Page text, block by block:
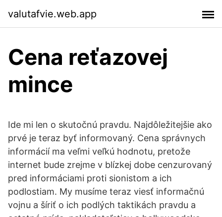
valutafvie.web.app
Cena reťazovej
mince
Ide mi len o skutočnú pravdu. Najdôležitejšie ako
prvé je teraz byť informovaný. Cena správnych
informácií ma veľmi veľkú hodnotu, pretože
internet bude zrejme v blízkej dobe cenzurovaný
pred informáciami proti sionistom a ich
podlostiam. My musíme teraz viesť informačnú
vojnu a šíriť o ich podlých taktikách pravdu a